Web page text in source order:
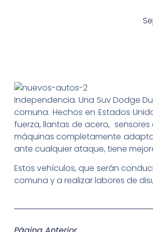
Independencia. Una Suv Dodge
comuna. Hechos en Estados
fuerza, llantas de acero, sensores
máquinas completamente
ante cualquier ataque, tiene
Estos vehículos, que serán
comuna y a realizar labores de